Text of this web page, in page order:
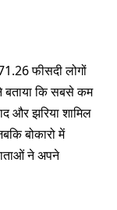
फीसदी लोगों
बताया कि सबसे कम
और झरिया शामिल
बोकारो में
ने अपने